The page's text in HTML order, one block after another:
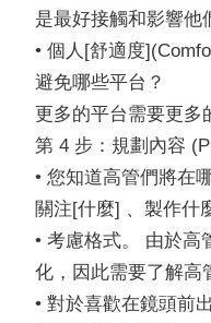
是最好接觸和影響他
• 個人[舒適度
避免哪些平台？
更多的平台需要更多
第 4 步：規劃內容
• 您知道高管們將在
關注[什麼] 、製作什
• 考慮格式。 由於高
化，因此需要了解高
• 對於喜歡在鏡頭前